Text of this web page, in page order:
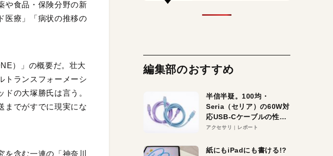
や食品・保険分野の新
医療」「病状の推移の
）」の概要だ。壮大
トランスフォーメーシ
の大塚勝氏は言う。
までがすでに現実にな
含む一連の「神奈川
編集部のおすすめ
半信半疑。100均・
Seria（セリア）の60W対
応USB-Cケーブルの性能
を検証。超コスパの1本を
アクセサリ レポート
紙にもiPadにも書ける!?